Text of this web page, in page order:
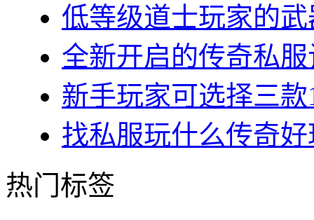
低等级道士玩家的
全新开启的传奇私
新手玩家可选择三款
找私服玩什么传奇好
热门标签